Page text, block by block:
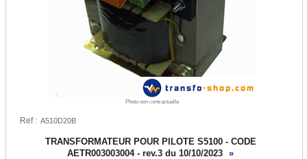
Moteur monophasé 230V
Moteur asynchrone triphasé
Pompe d'arrosage
Photo non contractuelle
Ref :
TRANSFORMATEUR POUR PILOTE S5100 - CODE
AETR003003004 - rev.3 du 10/10/2023 »